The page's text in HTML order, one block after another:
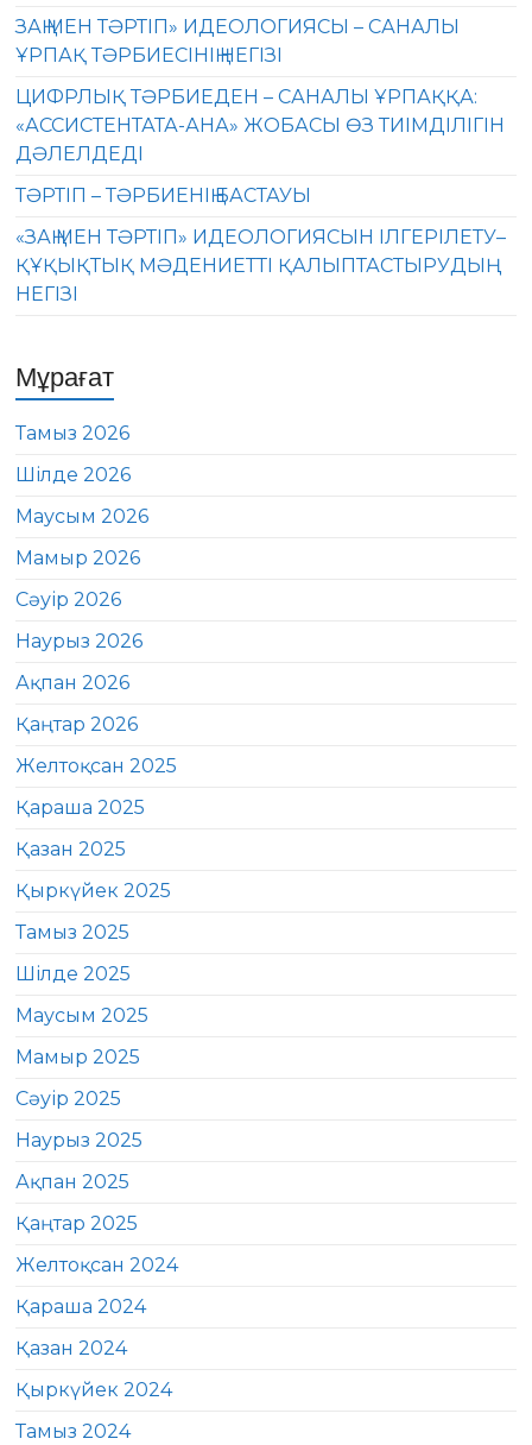
ЗАҢ МЕН ТӘРТІП» ИДЕОЛОГИЯСЫ – САНАЛЫ
ҰРПАҚ ТӘРБИЕСІНІҢ НЕГІЗІ
ЦИФРЛЫҚ ТӘРБИЕДЕН – САНАЛЫ ҰРПАҚҚА:
«АССИСТЕНТАТА-АНА» ЖОБАСЫ ӨЗ ТИІМДІЛІГІН
ДӘЛЕЛДЕДІ
ТӘРТІП – ТӘРБИЕНІҢ БАСТАУЫ
«ЗАҢ МЕН ТӘРТІП» ИДЕОЛОГИЯСЫН ІЛГЕРІЛЕТУ–
ҚҰҚЫҚТЫҚ МӘДЕНИЕТТІ ҚАЛЫПТАСТЫРУДЫҢ
НЕГІЗІ
Мұрағат
Тамыз 2026
Шілде 2026
Маусым 2026
Мамыр 2026
Сәуір 2026
Наурыз 2026
Ақпан 2026
Қаңтар 2026
Желтоқсан 2025
Қараша 2025
Қазан 2025
Қыркүйек 2025
Тамыз 2025
Шілде 2025
Маусым 2025
Мамыр 2025
Сәуір 2025
Наурыз 2025
Ақпан 2025
Қаңтар 2025
Желтоқсан 2024
Қараша 2024
Қазан 2024
Қыркүйек 2024
Тамыз 2024